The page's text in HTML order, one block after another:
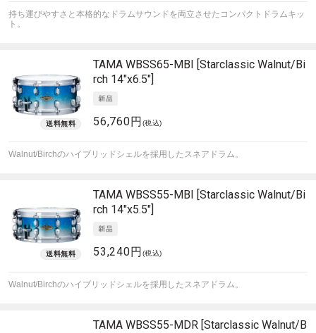
持ち運びやすさと本格的なドラムサウンドを両立させたコンパクトドラムキッ
ト。
TAMA WBSS65-MBI [Starclassic Walnut/Bi
rch 14"x6.5"]
56,760円 (税込)
Walnut/Birchのハイブリッドシェルを採用したスネアドラム。
TAMA WBSS55-MBI [Starclassic Walnut/Bi
rch 14"x5.5"]
53,240円 (税込)
Walnut/Birchのハイブリッドシェルを採用したスネアドラム。
TAMA WBSS55-MDR [Starclassic Walnut/B